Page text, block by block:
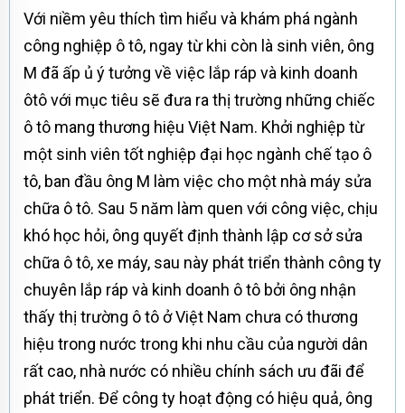
Với niềm yêu thích tìm hiểu và khám phá ngành
công nghiệp ô tô, ngay từ khi còn là sinh viên, ông
M đã ấp ủ ý tưởng về việc lắp ráp và kinh doanh
ôtô với mục tiêu sẽ đưa ra thị trường những chiếc
ô tô mang thương hiệu Việt Nam. Khởi nghiệp từ
một sinh viên tốt nghiệp đại học ngành chế tạo ô
tô, ban đầu ông M làm việc cho một nhà máy sửa
chữa ô tô. Sau 5 năm làm quen với công việc, chịu
khó học hỏi, ông quyết định thành lập cơ sở sửa
chữa ô tô, xe máy, sau này phát triển thành công ty
chuyên lắp ráp và kinh doanh ô tô bởi ông nhận
thấy thị trường ô tô ở Việt Nam chưa có thương
hiệu trong nước trong khi nhu cầu của người dân
rất cao, nhà nước có nhiều chính sách ưu đãi để
phát triển. Để công ty hoạt động có hiệu quả, ông